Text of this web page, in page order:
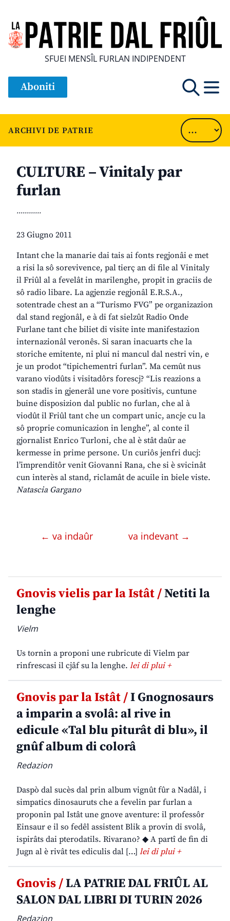
SFUEI MENSÎL FURLAN INDIPENDENT
Aboniti
ARCHIVI DE PATRIE
CULTURE – Vinitaly par
furlan
............
23 Giugno 2011
Intant che la manarie dai tais ai fonts regjonâi e met
a risi la sô sorevivence, pal tierç an di file al Vinitaly
il Friûl al a fevelât in marilenghe, propit in graciis de
sô radio libare. La agjenzie regjonâl E.R.S.A.,
sotentrade chest an a “Turismo FVG” pe organizazion
dal stand regjonâl, e à di fat sielzût Radio Onde
Furlane tant che biliet di visite inte manifestazion
internazionâl veronês. Si saran inacuarts che la
storiche emitente, ni plui ni mancul dal nestri vin, e
je un prodot “tipichementri furlan”. Ma cemût nus
varano viodûts i visitadôrs forescj? “Lis reazions a
son stadis in gjenerâl une vore positivis, cuntune
buine disposizion dal public no furlan, che al à
viodût il Friûl tant che un compart unic, ancje cu la
sô proprie comunicazion in lenghe”, al conte il
gjornalist Enrico Turloni, che al è stât daûr ae
kermesse in prime persone. Un curiôs jenfri ducj:
l’imprenditôr venit Giovanni Rana, che si è svicinât
cun interès al stand, riclamât de acuile in biele viste.
Natascia Gargano
← va indaûr va indevant →
Gnovis vielis par la Istât /Netiti la
lenghe
Vielm
Us tornin a proponi une rubricute di Vielm par
rinfrescasi il cjâf su la lenghe. lei di plui +
Gnovis par la Istât /I Gnognosaurs
a imparin a svolâ: al rive in
edicule «Tal blu piturât di blu», il
gnûf album di colorâ
Redazion
Daspò dal sucès dal prin album vignût fûr a Nadâl, i
simpatics dinosauruts che a fevelin par furlan a
proponin pal Istât une gnove aventure: il professôr
Einsaur e il so fedêl assistent Blik a provin di svolâ,
ispirâts dai pterodatils. Rivarano? ◆ A partî de fin di
Jugn al è rivât tes ediculis dal […] lei di plui +
Gnovis /LA PATRIE DAL FRIÛL AL
SALON DAL LIBRI DI TURIN 2026
Redazion